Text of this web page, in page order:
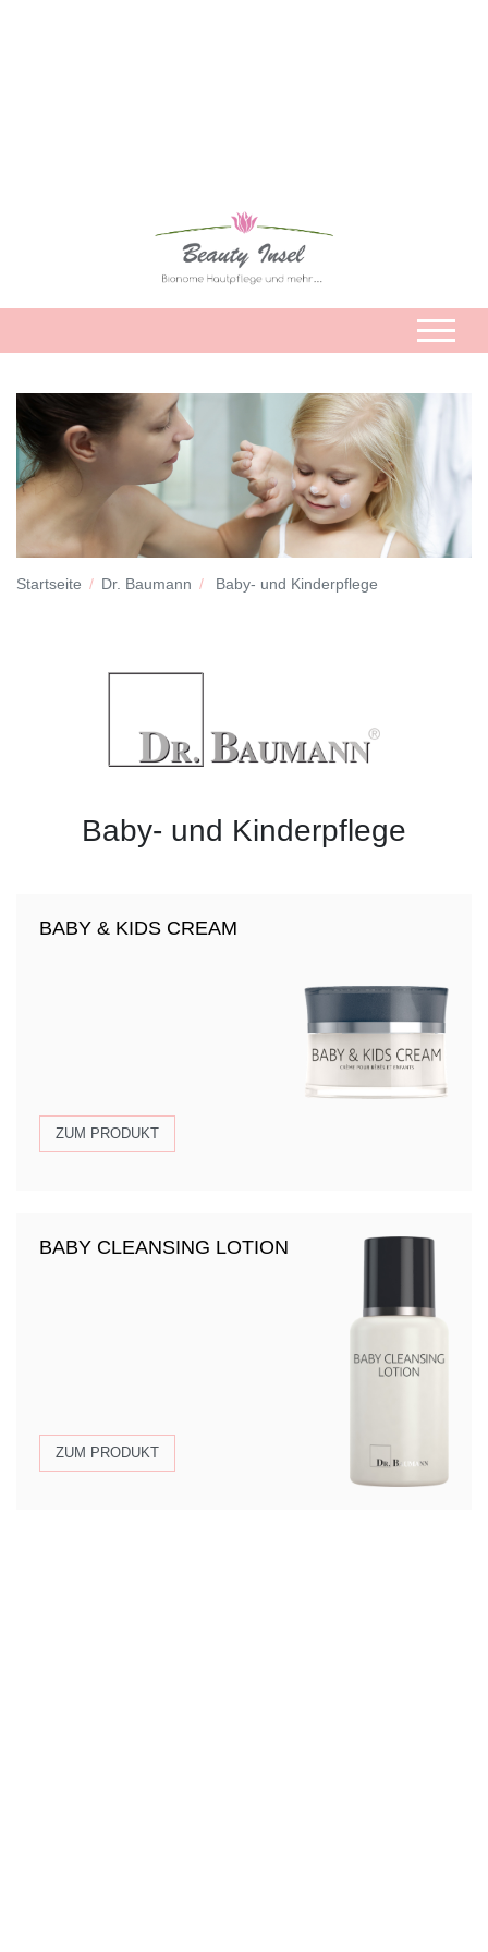
Startseite Dr. Baumann Baby- und Kinderpflege
Baby- und Kinderpflege
BABY & KIDS CREAM
ZUM PRODUKT
BABY CLEANSING LOTION
ZUM PRODUKT